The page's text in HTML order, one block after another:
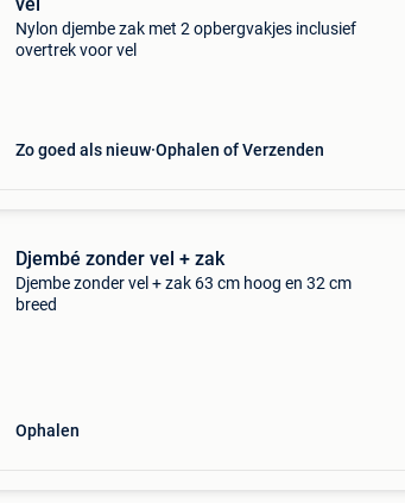
Nylon djembe zak met 2 opbergvakjes inclusief
overtrek voor vel
Zo goed als nieuw Ophalen of Verzenden
Djembé zonder vel + zak
Djembe zonder vel + zak 63 cm hoog en 32 cm
breed
Ophalen